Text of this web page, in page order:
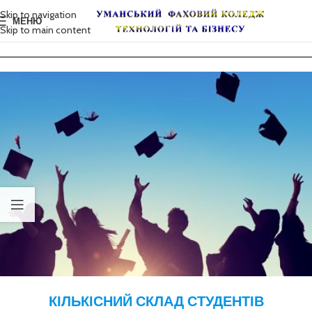
Skip to navigation
Skip to main content
МЕНЮ
КІЛЬКІСНИЙ СКЛАД СТУДЕНТІВ